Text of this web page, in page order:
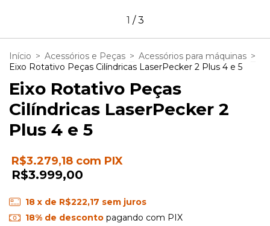
1 /3
Início > Acessórios e Peças > Acessórios para máquinas >
Eixo Rotativo Peças Cilíndricas LaserPecker 2 Plus 4 e 5
Eixo Rotativo Peças
Cilíndricas LaserPecker 2
Plus 4 e 5
R$3.279,18 com PIX
R$3.999,00
18 x de R$222,17 sem juros
18% de descontopagando com PIX